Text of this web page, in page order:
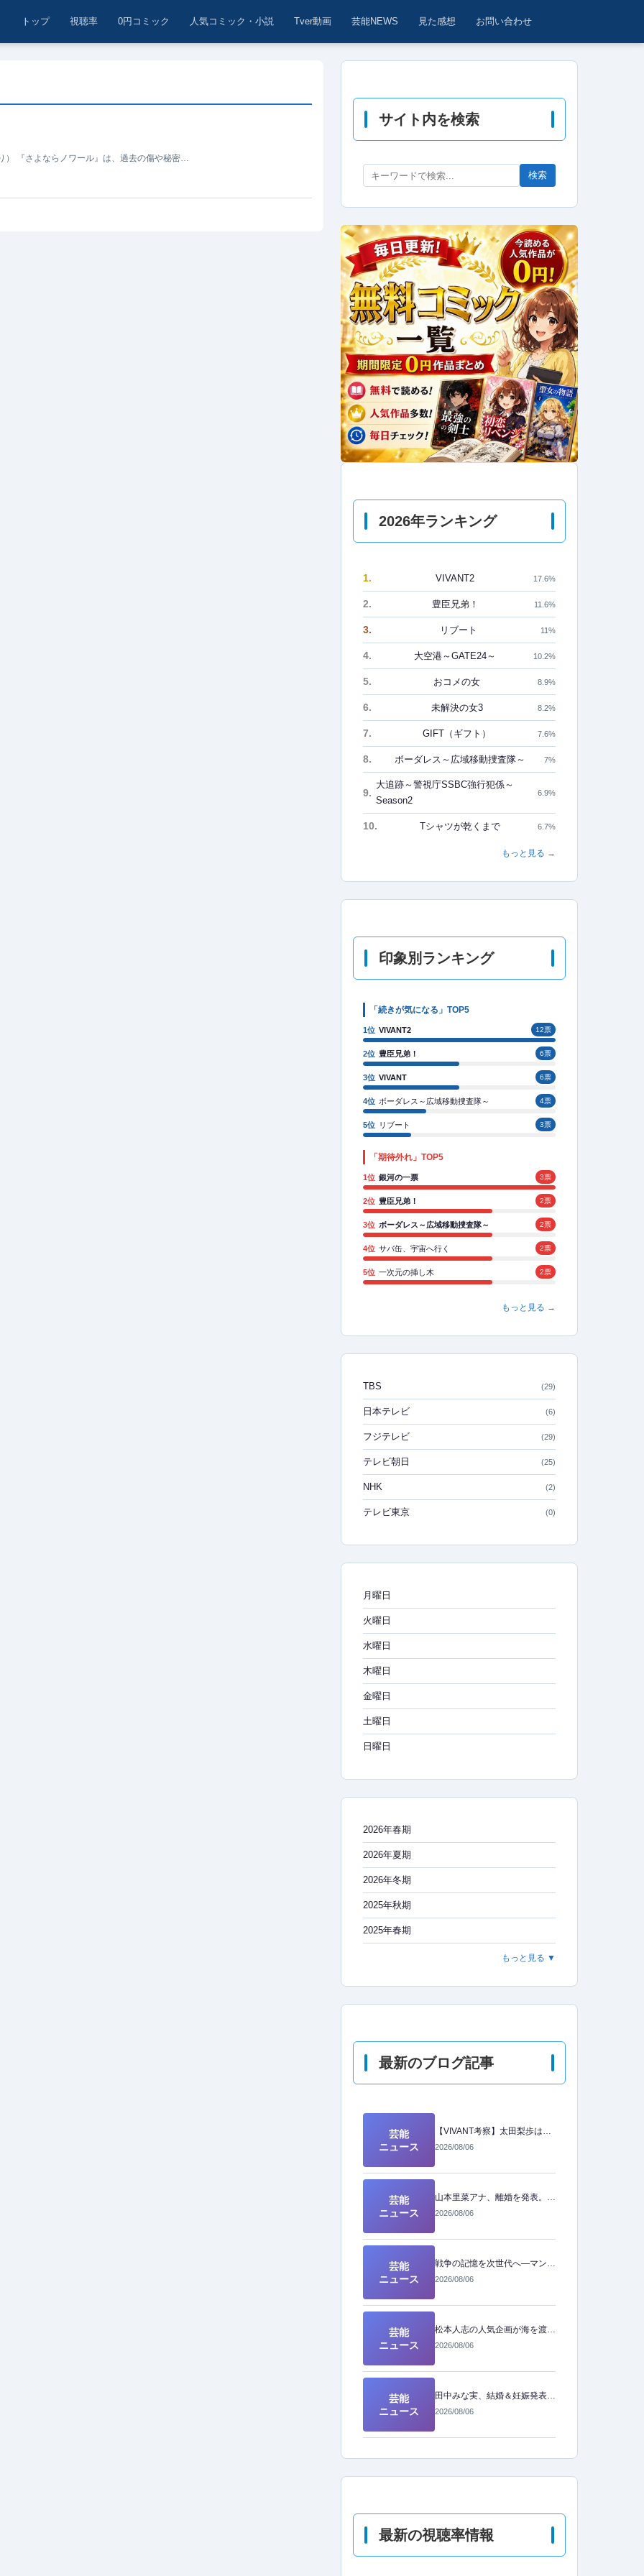
トップ 視聴率 0円コミック 人気コミック・小説 Tver動画 芸能NEWS 見た感想 お問い合わせ
） 『さよならノワール』は、過去の傷や秘密…
サイト内を検索
検索
2026年ランキング
1. VIVANT2 17.6%
2. 豊臣兄弟！ 11.6%
3. リブート 11%
4. 大空港～GATE24～ 10.2%
5. おコメの女 8.9%
6. 未解決の女3 8.2%
7. GIFT（ギフト） 7.6%
8. ボーダレス～広域移動捜査隊～ 7%
9.
大追跡～警視庁SSBC強行犯係～
Season2
6.9%
10. Tシャツが乾くまで 6.7%
もっと見る →
印象別ランキング
「続きが気になる」TOP5
1位 VIVANT2 12票
2位 豊臣兄弟！ 6票
3位 VIVANT 6票
4位 ボーダレス～広域移動捜査隊～ 4票
5位 リブート 3票
「期待外れ」TOP5
1位 銀河の一票 3票
2位 豊臣兄弟！ 2票
3位 ボーダレス～広域移動捜査隊～ 2票
4位 サバ缶、宇宙へ行く 2票
5位 一次元の挿し木 2票
もっと見る →
TBS (29)
日本テレビ (6)
フジテレビ (29)
テレビ朝日 (25)
NHK (2)
テレビ東京 (0)
月曜日
火曜日
水曜日
木曜日
金曜日
土曜日
日曜日
2026年春期
2026年夏期
2026年冬期
2025年秋期
2025年春期
もっと見る ▼
最新のブログ記事
芸能
ニュース
【VIVANT考察】太田梨歩は二重スパイ？ネットで囁かれる「裏の顔」の正体とは
2026/08/06
芸能
ニュース
山本里菜アナ、離婚を発表。新たな人生への前向きな決断とは
2026/08/06
芸能
ニュース
戦争の記憶を次世代へ―マンガ4作品から読み解く「原爆の日」の教訓
2026/08/06
芸能
ニュース
松本人志の人気企画が海を渡る！「ドキュメンタル」ついにアメリカ版が制作決定
2026/08/06
芸能
ニュース
田中みな実、結婚＆妊娠発表後初の公の場へ！幸せオーラ全開の姿に注目
2026/08/06
最新の視聴率情報